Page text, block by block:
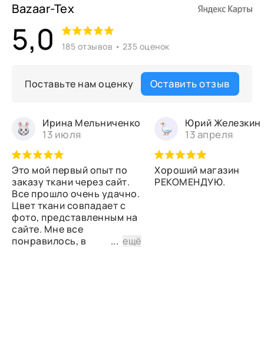
Bazaar-Tex
5,0 185 отзывов • 235 оценок
Поставьте нам оценку Оставить отзыв
Ирина Мельниченко
13 июля
Это мой первый опыт по
заказу ткани через сайт.
Все прошло очень удачно.
Цвет ткани совпадает с
фото, представленным на
сайте. Мне все
понравилось, в
...ещё
Юрий Железкин
13 апреля
Хороший магазин
РЕКОМЕНДУЮ.